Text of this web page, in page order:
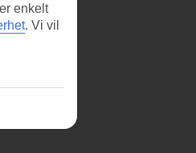
enkelt
. Vi vil